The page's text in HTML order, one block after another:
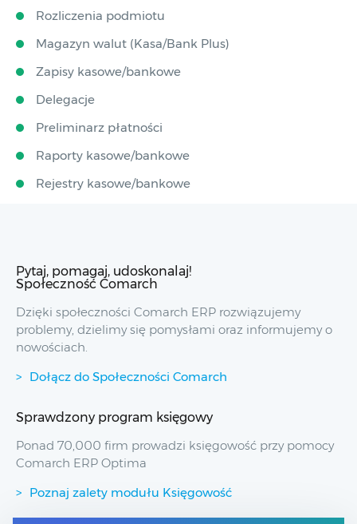
Rozliczenia podmiotu
Magazyn walut (Kasa/Bank Plus)
Zapisy kasowe/bankowe
Delegacje
Preliminarz płatności
Raporty kasowe/bankowe
Rejestry kasowe/bankowe
Pytaj, pomagaj, udoskonalaj!
Społeczność Comarch
Dzięki społeczności Comarch ERP rozwiązujemy
problemy, dzielimy się pomysłami oraz informujemy o
nowościach.
Dołącz do Społeczności Comarch
Sprawdzony program księgowy
Ponad 70,000 firm prowadzi księgowość przy pomocy
Comarch ERP Optima
Poznaj zalety modułu Księgowość